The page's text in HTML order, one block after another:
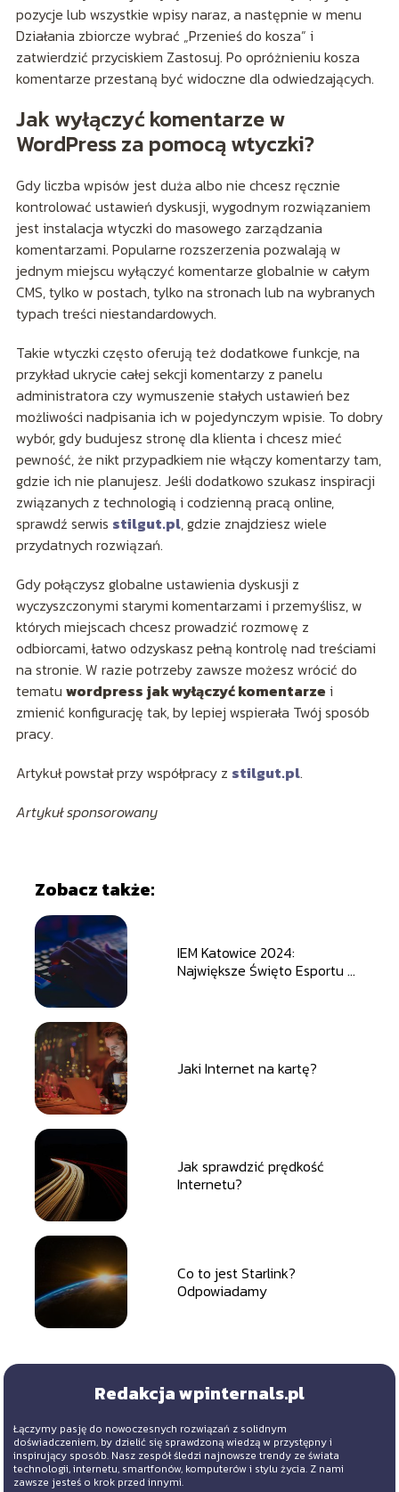
pozycje lub wszystkie wpisy naraz, a następnie w menu
Działania zbiorcze wybrać „Przenieś do kosza” i
zatwierdzić przyciskiem Zastosuj. Po opróżnieniu kosza
komentarze przestaną być widoczne dla odwiedzających.
Jak wyłączyć komentarze w
WordPress za pomocą wtyczki?
Gdy liczba wpisów jest duża albo nie chcesz ręcznie
kontrolować ustawień dyskusji, wygodnym rozwiązaniem
jest instalacja wtyczki do masowego zarządzania
komentarzami. Popularne rozszerzenia pozwalają w
jednym miejscu wyłączyć komentarze globalnie w całym
CMS, tylko w postach, tylko na stronach lub na wybranych
typach treści niestandardowych.
Takie wtyczki często oferują też dodatkowe funkcje, na
przykład ukrycie całej sekcji komentarzy z panelu
administratora czy wymuszenie stałych ustawień bez
możliwości nadpisania ich w pojedynczym wpisie. To dobry
wybór, gdy budujesz stronę dla klienta i chcesz mieć
pewność, że nikt przypadkiem nie włączy komentarzy tam,
gdzie ich nie planujesz. Jeśli dodatkowo szukasz inspiracji
związanych z technologią i codzienną pracą online,
sprawdź serwis stilgut.pl, gdzie znajdziesz wiele
przydatnych rozwiązań.
Gdy połączysz globalne ustawienia dyskusji z
wyczyszczonymi starymi komentarzami i przemyślisz, w
których miejscach chcesz prowadzić rozmowę z
odbiorcami, łatwo odzyskasz pełną kontrolę nad treściami
na stronie. W razie potrzeby zawsze możesz wrócić do
tematu wordpress jak wyłączyć komentarze i
zmienić konfigurację tak, by lepiej wspierała Twój sposób
pracy.
Artykuł powstał przy współpracy z stilgut.pl.
Artykuł sponsorowany
Zobacz także:
IEM Katowice 2024:
Największe Święto Esportu w
Jaki Internet na kartę?
Jak sprawdzić prędkość
Internetu?
Co to jest Starlink?
Odpowiadamy
Redakcja wpinternals.pl
Łączymy pasję do nowoczesnych rozwiązań z solidnym
doświadczeniem, by dzielić się sprawdzoną wiedzą w przystępny i
inspirujący sposób. Nasz zespół śledzi najnowsze trendy ze świata
technologii, internetu, smartfonów, komputerów i stylu życia. Z nami
zawsze jesteś o krok przed innymi.